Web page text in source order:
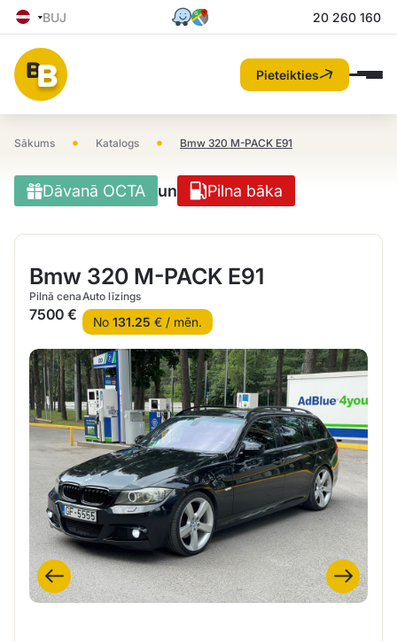
BUJ 20 260 160
Pieteikties
Sākums • Katalogs • Bmw 320 M-PACK E91
Dāvanā OCTA un Pilna bāka
Bmw 320 M-PACK E91
Pilnā cena
7500 €
Auto līzings
No 131.25 € / mēn.